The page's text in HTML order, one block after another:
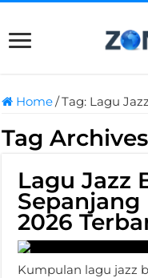
Home/Tag: Lagu
Tag
Lagu Jazz
Sepanjang
2026
Kumpulan lagu jazz